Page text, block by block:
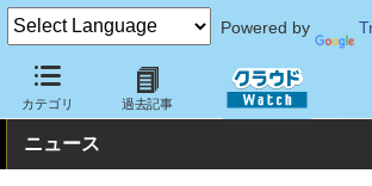
Powered by
カテゴリ 過去記事
クラウド Watch セキュリティ その他
ニュース